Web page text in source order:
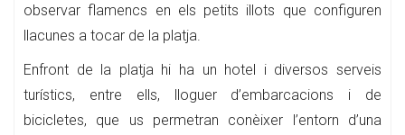
observar flamencs en els petits illots que configuren
llacunes a tocar de la platja.
Enfront de la platja hi ha un hotel i diversos serveis
turístics, entre ells, lloguer d’embarcacions i de
bicicletes, que us permetran conèixer l’entorn d’una